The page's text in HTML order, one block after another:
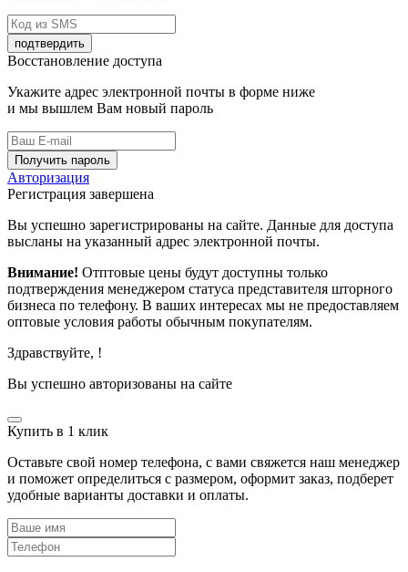
подтвердить
Восстановление доступа
Укажите адрес электронной почты в форме ниже
и мы вышлем Вам новый пароль
Получить пароль
Авторизация
Регистрация завершена
Вы успешно зарегистрированы на сайте. Данные для доступа
высланы на указанный адрес электронной почты.
Внимание! Отптовые цены будут доступны только
подтверждения менеджером статуса представителя шторного
бизнеса по телефону. В ваших интересах мы не предоставляем
оптовые условия работы обычным покупателям.
Здравствуйте, !
Вы успешно авторизованы на сайте
Купить в 1 клик
Оставьте свой номер телефона, с вами свяжется наш менеджер
и поможет определиться с размером, оформит заказ, подберет
удобные варианты доставки и оплаты.